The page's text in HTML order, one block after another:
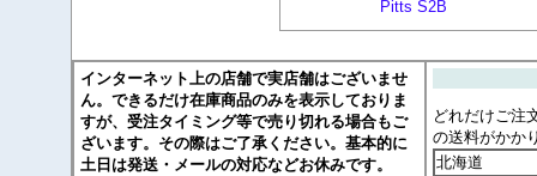
Pitts S2B
インターネット上の店舗で実店舗はございませ
ん。できるだけ在庫商品のみを表示しておりま
すが、受注タイミング等で売り切れる場合もご
ざいます。その際はご了承ください。基本的に
土日は発送・メールの対応などお休みです。
どれだけご注
の送料がかか
北海道